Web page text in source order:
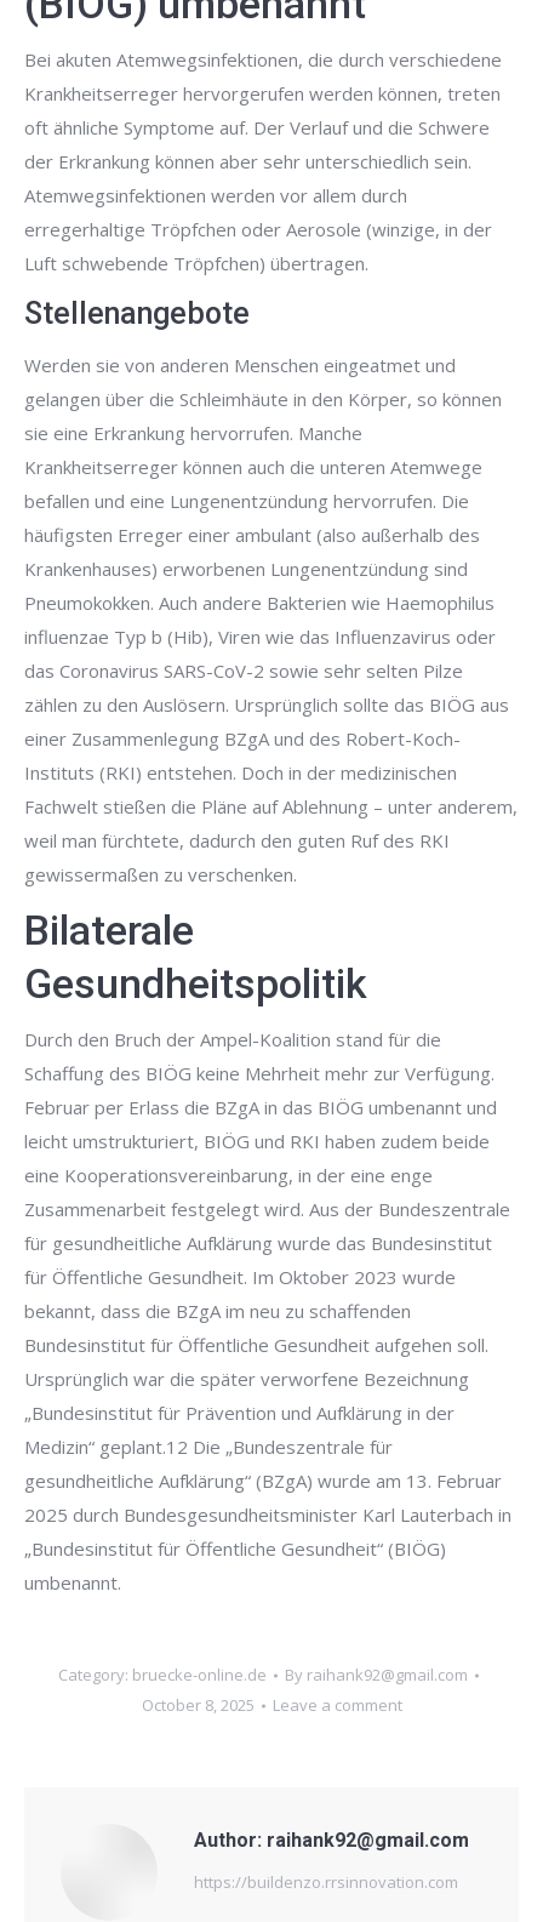
Bei akuten Atemwegsinfektionen, die durch verschiedene
Krankheitserreger hervorgerufen werden können, treten
oft ähnliche Symptome auf. Der Verlauf und die Schwere
der Erkrankung können aber sehr unterschiedlich sein.
Atemwegsinfektionen werden vor allem durch
erregerhaltige Tröpfchen oder Aerosole (winzige, in der
Luft schwebende Tröpfchen) übertragen.
Stellenangebote
Werden sie von anderen Menschen eingeatmet und
gelangen über die Schleimhäute in den Körper, so können
sie eine Erkrankung hervorrufen. Manche
Krankheitserreger können auch die unteren Atemwege
befallen und eine Lungenentzündung hervorrufen. Die
häufigsten Erreger einer ambulant (also außerhalb des
Krankenhauses) erworbenen Lungenentzündung sind
Pneumokokken. Auch andere Bakterien wie Haemophilus
influenzae Typ b (Hib), Viren wie das Influenzavirus oder
das Coronavirus SARS-CoV-2 sowie sehr selten Pilze
zählen zu den Auslösern. Ursprünglich sollte das BIÖG aus
einer Zusammenlegung BZgA und des Robert-Koch-
Instituts (RKI) entstehen. Doch in der medizinischen
Fachwelt stießen die Pläne auf Ablehnung – unter anderem,
weil man fürchtete, dadurch den guten Ruf des RKI
gewissermaßen zu verschenken.
Bilaterale
Gesundheitspolitik
Durch den Bruch der Ampel-Koalition stand für die
Schaffung des BIÖG keine Mehrheit mehr zur Verfügung.
Februar per Erlass die BZgA in das BIÖG umbenannt und
leicht umstrukturiert, BIÖG und RKI haben zudem beide
eine Kooperationsvereinbarung, in der eine enge
Zusammenarbeit festgelegt wird. Aus der Bundeszentrale
für gesundheitliche Aufklärung wurde das Bundesinstitut
für Öffentliche Gesundheit. Im Oktober 2023 wurde
bekannt, dass die BZgA im neu zu schaffenden
Bundesinstitut für Öffentliche Gesundheit aufgehen soll.
Ursprünglich war die später verworfene Bezeichnung
„Bundesinstitut für Prävention und Aufklärung in der
Medizin“ geplant.12 Die „Bundeszentrale für
gesundheitliche Aufklärung“ (BZgA) wurde am 13. Februar
2025 durch Bundesgesundheitsminister Karl Lauterbach in
„Bundesinstitut für Öffentliche Gesundheit“ (BIÖG)
umbenannt.
Category: bruecke-online.de By raihank92@gmail.com
October 8, 2025
Leave a comment
Author: raihank92@gmail.com
https://buildenzo.rrsinnovation.com